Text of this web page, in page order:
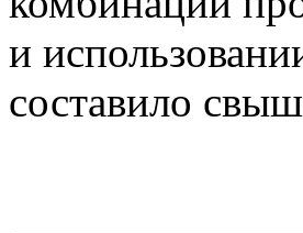
и
составило